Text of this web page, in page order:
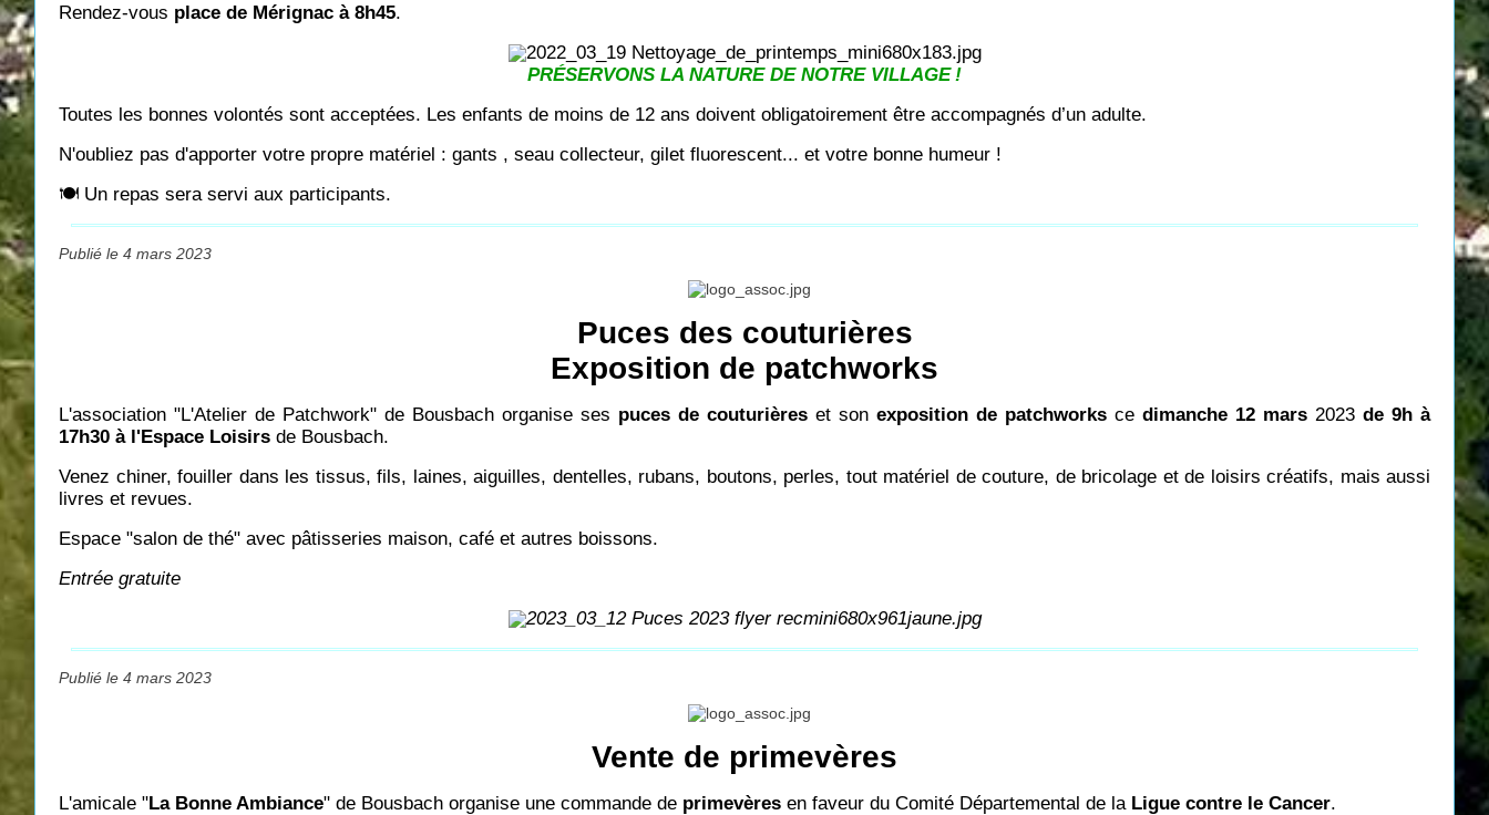
Rendez-vous place de Mérignac à 8h45.
PRÉSERVONS LA NATURE DE NOTRE VILLAGE !
Toutes les bonnes volontés sont acceptées. Les enfants de moins de 12 ans doivent obligatoirement être accompagnés d’un adulte.
N'oubliez pas d'apporter votre propre matériel : gants , seau collecteur, gilet fluorescent... et votre bonne humeur !
🍽 Un repas sera servi aux participants.
Publié le 4 mars 2023
Puces des couturières
Exposition de patchworks
L'association "L'Atelier de Patchwork" de Bousbach organise ses puces de couturières et son exposition de patchworks ce dimanche 12 mars 2023 de 9h à
17h30 à l'Espace Loisirs de Bousbach.
Venez chiner, fouiller dans les tissus, fils, laines, aiguilles, dentelles, rubans, boutons, perles, tout matériel de couture, de bricolage et de loisirs créatifs, mais aussi
livres et revues.
Espace "salon de thé" avec pâtisseries maison, café et autres boissons.
Entrée gratuite
Publié le 4 mars 2023
Vente de primevères
L'amicale "La Bonne Ambiance" de Bousbach organise une commande de primevères en faveur du Comité Départemental de la Ligue contre le Cancer.